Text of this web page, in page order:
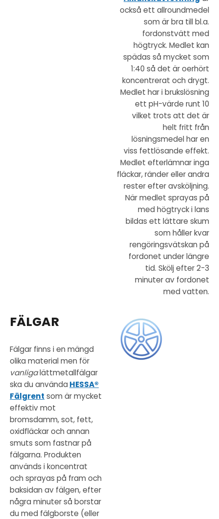
också ett allroundmedel
som är bra till bl.a.
fordonstvätt med
högtryck. Medlet kan
spädas så mycket som
1:40 så det är oerhört
koncentrerat och drygt.
Medlet har i brukslösning
ett pH-värde runt 10
vilket trots att det är
helt fritt från
lösningsmedel har en
viss fettlösande effekt.
Medlet efterlämnar inga
fläckar, ränder eller andra
rester efter avsköljning.
När medlet sprayas på
med högtryck i lans
bildas ett lättare skum
som håller kvar
rengöringsvätskan på
fordonet under längre
tid. Skölj efter 2-3
minuter av fordonet
med vatten.
FÄLGAR
Fälgar finns i en mängd
olika material men för
vanligalättmetallfälgar
ska du använda HESSA®
Fälgrent som är mycket
effektiv mot
bromsdamm, sot, fett,
oxidfläckar och annan
smuts som fastnar på
fälgarna. Produkten
används i koncentrat
och sprayas på fram och
baksidan av fälgen, efter
några minuter så borstar
du med fälgborste (eller